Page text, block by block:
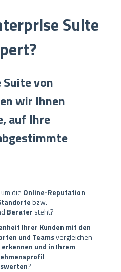
Suite
von
wir Ihnen
auf Ihre
die Online-Reputation
bzw.
Berater steht?
Ihrer Kunden mit den
und Teamsvergleichen
und in Ihrem
?